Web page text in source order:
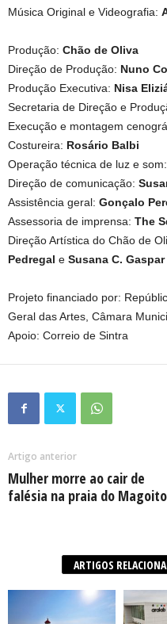
Música Original e Videografia:
Produção: Chão de Oliva
Direção de Produção: Nuno
Produção Executiva: Nisa
Secretaria de Direção e
Execução e montagem
Costureira: Rosário Balbi
Operação técnica de luz e som:
Direção de comunicação:
Assistência geral: Gonçalo
Assessoria de imprensa: The
Direção Artística do Chão de
Pedregal e Susana C. Gaspar
Projeto financiado por:
Geral das Artes, Câmara
Apoio: Correio de Sintra
Artigo anterior
Mulher morre ao cair de
falésia na praia do Magoito
ARTIGOS